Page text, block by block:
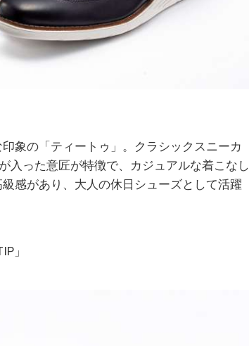
象の「ティートゥ」。クラシックスニーカ
入った意匠が特徴で、カジュアルな着こなし
感があり、大人の休日シューズとして活躍
」